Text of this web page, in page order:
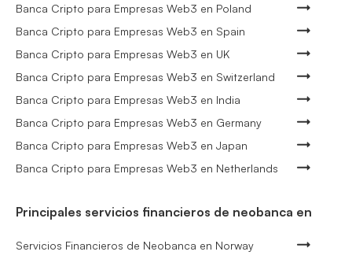
Banca Cripto para Empresas Web3 en Poland
Banca Cripto para Empresas Web3 en Spain
Banca Cripto para Empresas Web3 en UK
Banca Cripto para Empresas Web3 en Switzerland
Banca Cripto para Empresas Web3 en India
Banca Cripto para Empresas Web3 en Germany
Banca Cripto para Empresas Web3 en Japan
Banca Cripto para Empresas Web3 en Netherlands
Principales servicios financieros de neobanca en
Servicios Financieros de Neobanca en Norway